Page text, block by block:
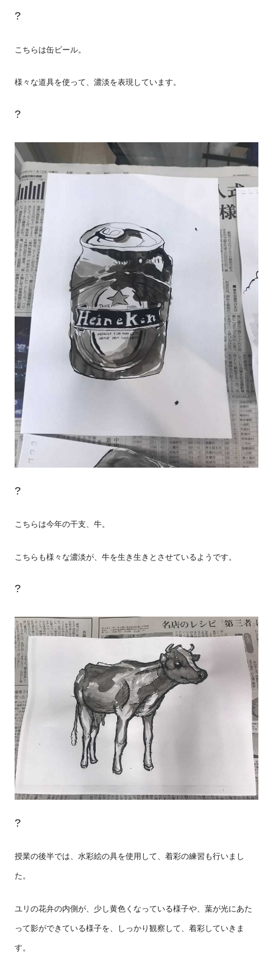
?
こちらは缶ビール。
様々な道具を使って、濃淡を表現しています。
?
?
こちらは今年の干支、牛。
こちらも様々な濃淡が、牛を生き生きとさせているようです。
?
?
授業の後半では、水彩絵の具を使用して、着彩の練習も行いまし
た。
ユリの花弁の内側が、少し黄色くなっている様子や、葉が光にあた
って影ができている様子を、しっかり観察して、着彩していきま
す。